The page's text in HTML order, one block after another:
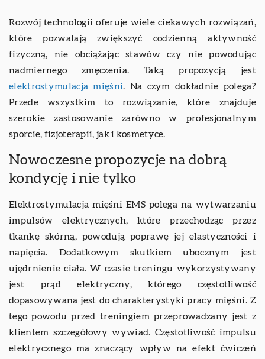
Rozwój technologii oferuje wiele ciekawych rozwiązań,
które pozwalają zwiększyć codzienną aktywność
fizyczną, nie obciążając stawów czy nie powodując
nadmiernego zmęczenia. Taką propozycją jest
elektrostymulacja mięśni. Na czym dokładnie polega?
Przede wszystkim to rozwiązanie, które znajduje
szerokie zastosowanie zarówno w profesjonalnym
sporcie, fizjoterapii, jak i kosmetyce.
Nowoczesne propozycje na dobrą
kondycję i nie tylko
Elektrostymulacja mięśni EMS polega na wytwarzaniu
impulsów elektrycznych, które przechodząc przez
tkankę skórną, powodują poprawę jej elastyczności i
napięcia. Dodatkowym skutkiem ubocznym jest
ujędrnienie ciała. W czasie treningu wykorzystywany
jest prąd elektryczny, którego częstotliwość
dopasowywana jest do charakterystyki pracy mięśni. Z
tego powodu przed treningiem przeprowadzany jest z
klientem szczegółowy wywiad. Częstotliwość impulsu
elektrycznego ma znaczący wpływ na efekt ćwiczeń